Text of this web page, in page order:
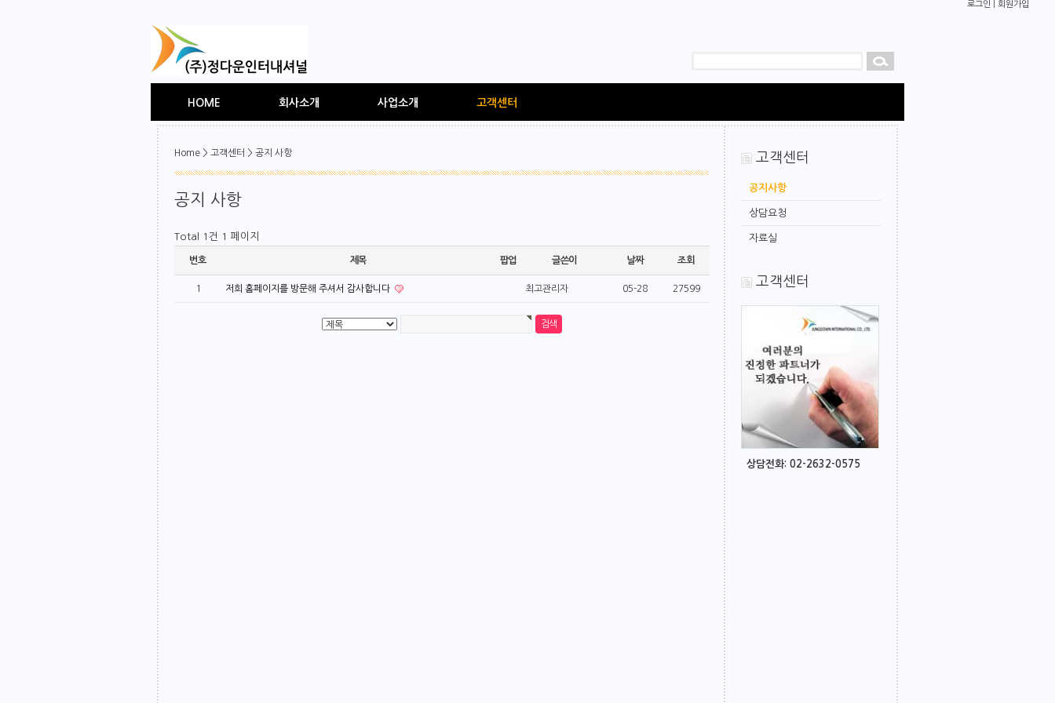
로그인 회원가입
HOME 회사소개 사업소개 고객센터
Home > 고객센터 > 공지 사항
공지 사항
Total 1건 1 페이지
번호 제목 팝업 글쓴이 날짜 조회
1 저희 홈페이지를 방문해 주셔서 감사합니다 최고관리자 05-28 27599
고객센터
공지사항
상담요청
자료실
고객센터
상담전화: 02-2632-0575